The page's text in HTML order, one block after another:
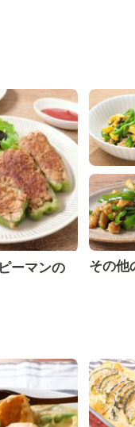
ーマンの
その他